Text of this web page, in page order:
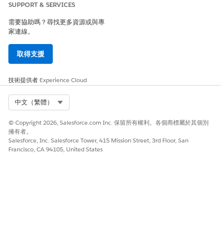
SUPPORT & SERVICES
需要協助嗎？尋找更多資源或與專
家連線。
取得支援
技術提供者 Experience Cloud
中文（繁體）
© Copyright 2026, Salesforce.com Inc. 保留所有權利。各個商標屬於其個別
擁有者。
Salesforce, Inc. Salesforce Tower, 415 Mission Street, 3rd Floor, San
Francisco, CA 94105, United States